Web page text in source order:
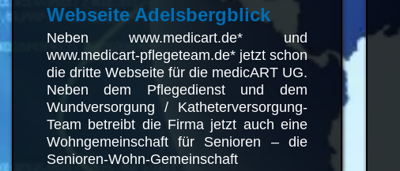
Webseite Adelsbergblick
Neben www.medicart.de* und
www.medicart-pflegeteam.de* jetzt
schon die dritte Webseite für die
medicART UG. Neben dem
Pflegedienst und dem
Wundversorgung /
Katheterversorgung-Team betreibt
die Firma jetzt auch eine